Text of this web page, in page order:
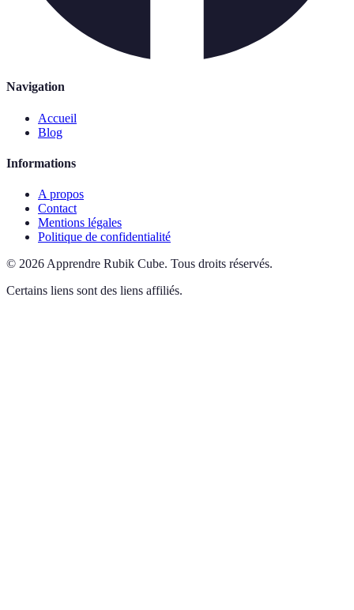
Navigation
Accueil
Blog
Informations
A propos
Contact
Mentions légales
Politique de confidentialité
© 2026 Apprendre Rubik Cube. Tous droits réservés.
Certains liens sont des liens affiliés.